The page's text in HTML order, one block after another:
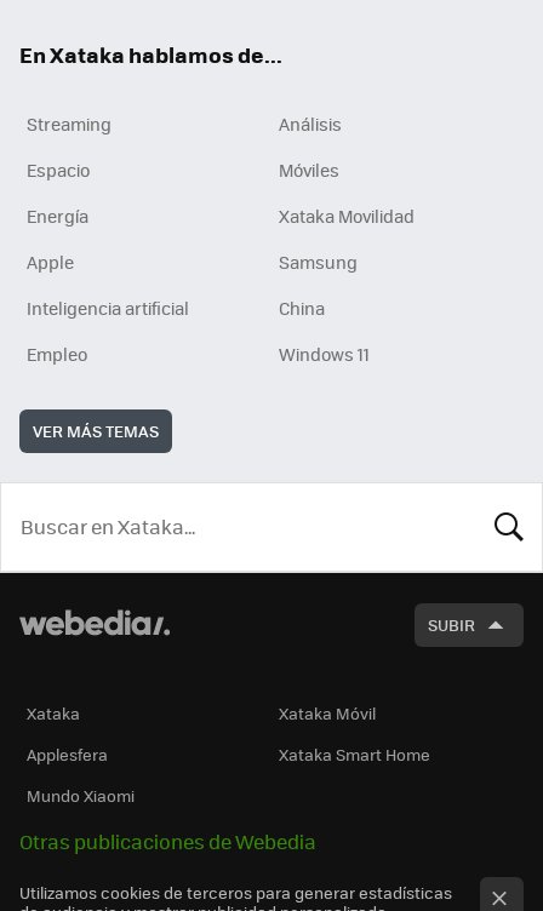
En Xataka hablamos de...
Streaming
Análisis
Espacio
Móviles
Energía
Xataka Movilidad
Apple
Samsung
Inteligencia artificial
China
Empleo
Windows 11
VER MÁS TEMAS
SUBIR
Xataka
Xataka Móvil
Applesfera
Xataka Smart Home
Mundo Xiaomi
Otras publicaciones de Webedia
Utilizamos cookies de terceros para generar estadísticas